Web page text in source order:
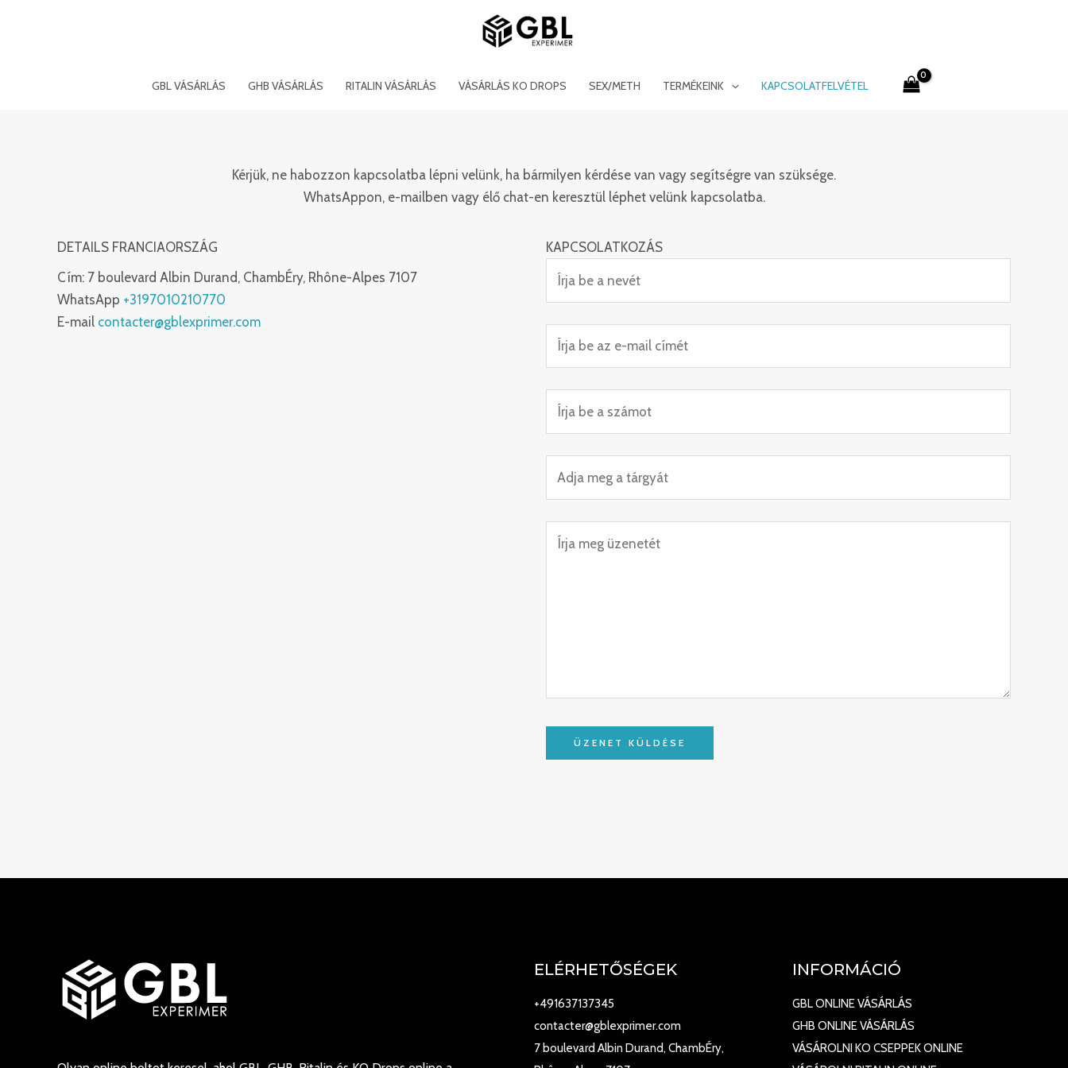
GBL VÁSÁRLÁS GHB VÁSÁRLÁS RITALIN VÁSÁRLÁS VÁSÁRLÁS KO DROPS SEX/METH TERMÉKEINK KAPCSOLATFELVÉTEL
Kérjük, ne habozzon kapcsolatba lépni velünk, ha bármilyen kérdése van vagy segítségre van szüksége.
WhatsAppon, e-mailben vagy élő chat-en keresztül léphet velünk kapcsolatba.
DETAILS FRANCIAORSZÁG
Cím: 7 boulevard Albin Durand, ChambÉry, Rhône-Alpes 7107
WhatsApp +3197010210770
E-mail contacter@gblexprimer.com
KAPCSOLATKOZÁS
ELÉRHETŐSÉGEK
+491637137345
contacter@gblexprimer.com
7 boulevard Albin Durand, ChambÉry,
INFORMÁCIÓ
GBL ONLINE VÁSÁRLÁS
GHB ONLINE VÁSÁRLÁS
VÁSÁROLNI KO CSEPPEK ONLINE